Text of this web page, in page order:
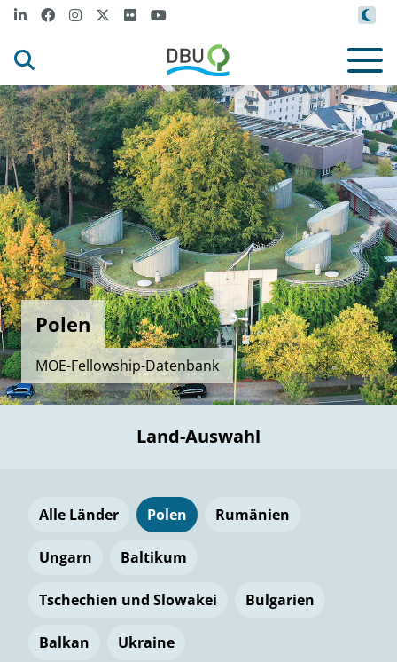
Polen
MOE-Fellowship-Datenbank
Land-Auswahl
Alle Länder Polen Rumänien
Ungarn Baltikum
Tschechien und Slowakei Bulgarien
Balkan Ukraine